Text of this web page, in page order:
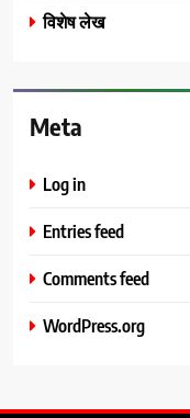
विशेष लेख
Meta
Log in
Entries feed
Comments feed
WordPress.org